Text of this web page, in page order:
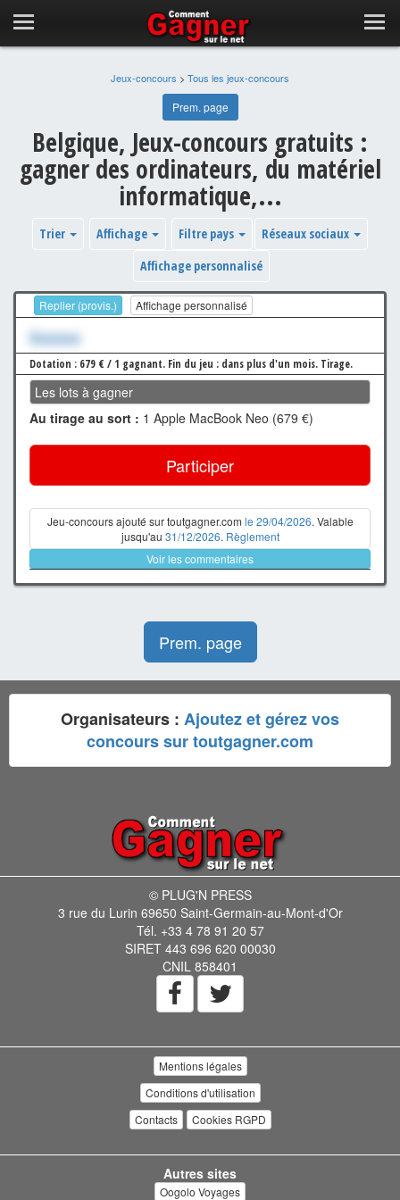
Jeux-concours > Tous les jeux-concours
Prem. page
Belgique, Jeux-concours gratuits :
gagner des ordinateurs, du matériel
informatique,...
Trier Affichage Filtre pays
Réseaux sociaux
Affichage personnalisé
Replier (provis.) Affichage personnalisé
Xxxxxxx
Dotation : 679 € / 1 gagnant. Fin du jeu : dans plus d'un mois. Tirage.
Les lots à gagner
Au tirage au sort : 1 Apple MacBook Neo (679 €)
Participer
Jeu-concours ajouté sur toutgagner.com le 29/04/2026. Valable
jusqu'au 31/12/2026. Règlement
Voir les commentaires
Prem. page
Organisateurs : Ajoutez et gérez vos
concours sur toutgagner.com
© PLUG'N PRESS
3 rue du Lurin 69650 Saint-Germain-au-Mont-d'Or
Tél. +33 4 78 91 20 57
SIRET 443 696 620 00030
CNIL 858401
Mentions légales
Conditions d'utilisation
Contacts
Cookies RGPD
Autres sites
Oogolo Voyages